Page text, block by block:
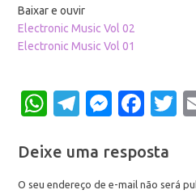
Baixar e ouvir
Electronic Music Vol 02
Electronic Music Vol 01
WhatsApp
Telegram
Deixe uma resposta
O seu endereço de e-mail não será